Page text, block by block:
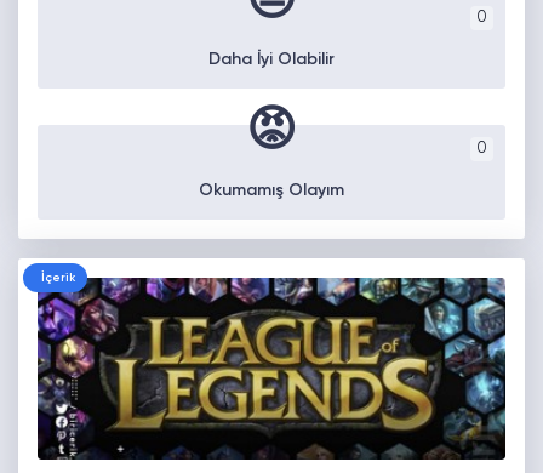
0
Daha İyi Olabilir
0
😡
Okumamış Olayım
İçerik